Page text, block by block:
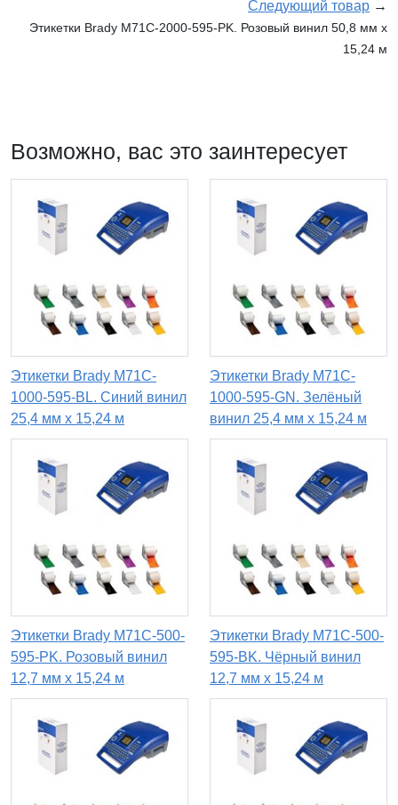
Следующий товар →
Этикетки Brady M71C-2000-595-PK. Розовый винил 50,8 мм x
15,24 м
Возможно, вас это заинтересует
Этикетки Brady M71C-
1000-595-BL. Синий винил
25,4 мм x 15,24 м
Этикетки Brady M71C-
1000-595-GN. Зелёный
винил 25,4 мм x 15,24 м
Этикетки Brady M71C-500-
595-PK. Розовый винил
12,7 мм x 15,24 м
Этикетки Brady M71C-500-
595-BK. Чёрный винил
12,7 мм x 15,24 м